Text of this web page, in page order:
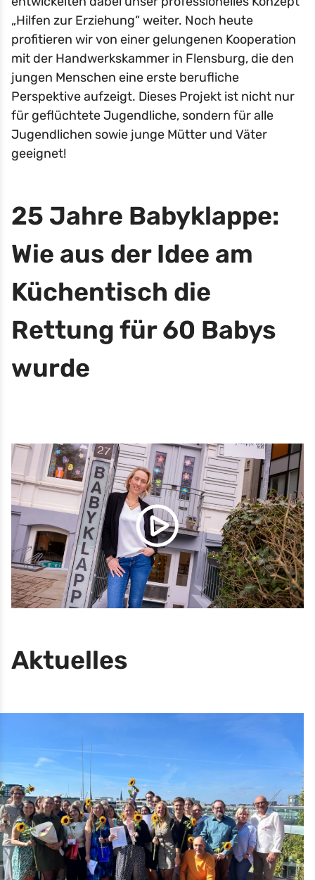
„Hilfen zur Erziehung“ weiter. Noch heute
profitieren wir von einer gelungenen Kooperation
mit der Handwerkskammer in Flensburg, die den
jungen Menschen eine erste berufliche
Perspektive aufzeigt. Dieses Projekt ist nicht nur
für geflüchtete Jugendliche, sondern für alle
Jugendlichen sowie junge Mütter und Väter
geeignet!
25 Jahre Babyklappe:
Wie aus der Idee am
Küchentisch die
Rettung für 60 Babys
wurde
Damit können personenbezogene Daten an Drittplattformen
übermittelt werden.
Aktuelles